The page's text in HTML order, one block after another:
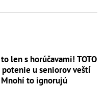
len s horúčavami! TOTO
potenie u seniorov veští
Mnohí to ignorujú